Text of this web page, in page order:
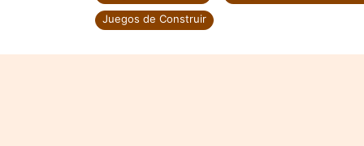
Juegos de Construir